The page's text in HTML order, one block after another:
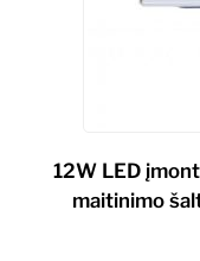
12W LED
maitinimo